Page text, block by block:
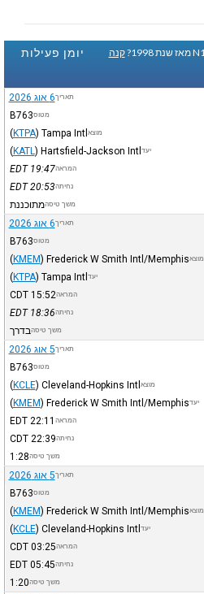
יומן פעילות
קנה
תאריך6 אוג 2026
מטוסB763
מוצא Tampa Intl
(KTPA)
יעד Hartsfield-Jackson Intl
(KATL )
המראה19:47
EDT
נחיתה20:53
EDT
משך טיסהמתוכננת
תאריך6 אוג 2026
מטוסB763
מוצאFrederick W Smith Intl/Memphis
(KMEM)
יעד Tampa Intl
(KTPA)
המראה15:52
CDT
נחיתה18:36
EDT
משך טיסהבדרך
תאריך5 אוג 2026
מטוסB763
מוצא Cleveland-Hopkins Intl
(KCLE)
יעדFrederick W Smith Intl/Memphis
(KMEM)
המראה 22:11
EDT
נחיתה22:39
CDT
משך טיסה1:28
תאריך5 אוג 2026
מטוסB763
מוצאFrederick W Smith Intl/Memphis
(KMEM)
יעד Cleveland-Hopkins Intl
(KCLE)
המראה03:25
CDT
נחיתה05:45
EDT
משך טיסה1:20